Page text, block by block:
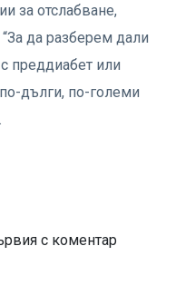
за отслабване,
да разберем дали
преддиабет или
дълги, по-големи
с коментар